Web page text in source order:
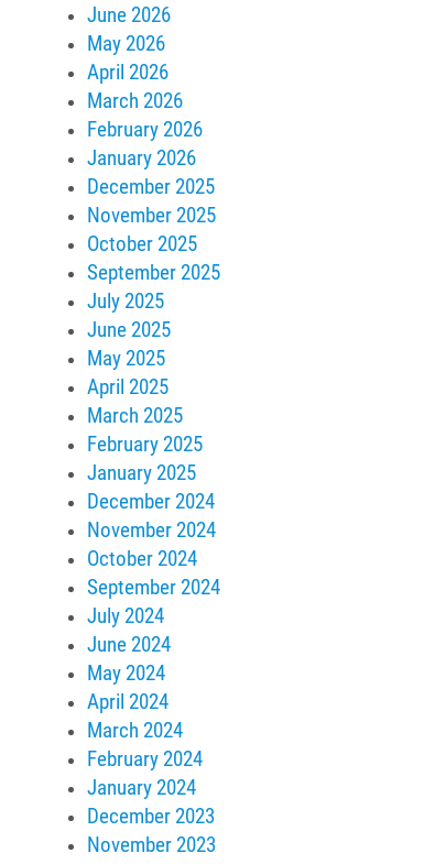
June 2026
May 2026
April 2026
March 2026
February 2026
January 2026
December 2025
November 2025
October 2025
September 2025
July 2025
June 2025
May 2025
April 2025
March 2025
February 2025
January 2025
December 2024
November 2024
October 2024
September 2024
July 2024
June 2024
May 2024
April 2024
March 2024
February 2024
January 2024
December 2023
November 2023